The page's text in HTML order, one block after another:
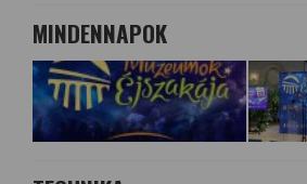
MINDENNAPOK